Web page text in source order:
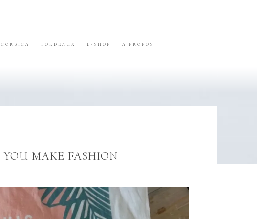
CORSICA BORDEAUX E-SHOP A PROPOS
MAKE FASHION